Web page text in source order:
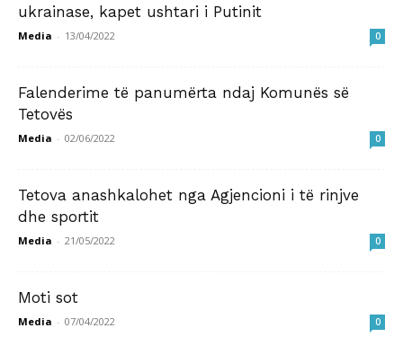
ukrainase, kapet ushtari i Putinit
Media - 13/04/2022 0
Falenderime të panumërta ndaj Komunës së
Tetovës
Media - 02/06/2022 0
Tetova anashkalohet nga Agjencioni i të rinjve
dhe sportit
Media - 21/05/2022 0
Moti sot
Media - 07/04/2022 0